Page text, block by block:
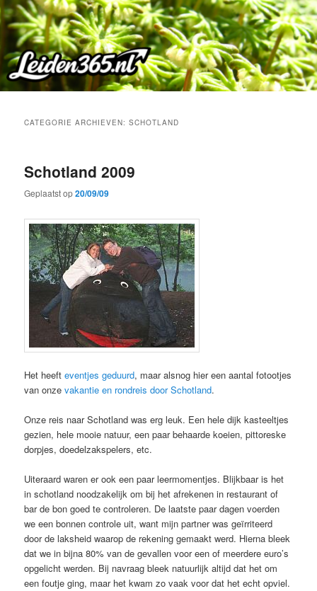
Spring
naar
primaire
inhoud
Spring
naar
secundaire
inhoud
CATEGORIE ARCHIEVEN:SCHOTLAND
Schotland 2009
Geplaatst op20/09/09
Het heefteventjes geduurd, maar alsnog hier een aantal fotootjes
van onzevakantie en rondreis door Schotland.
Onze reis naar Schotland was erg leuk. Een hele dijk kasteeltjes
gezien, hele mooie natuur, een paar behaarde koeien, pittoreske
dorpjes, doedelzakspelers, etc.
Uiteraard waren er ook een paar leermomentjes. Blijkbaar is het
in schotland noodzakelijk om bij het afrekenen in restaurant of
bar de bon goed te controleren. De laatste paar dagen voerden
we een bonnen controle uit, want mijn partner was geïrriteerd
door de laksheid waarop de rekening gemaakt werd. Hierna bleek
dat we in bijna 80% van de gevallen voor een of meerdere euro’s
opgelicht werden. Bij navraag bleek natuurlijk altijd dat het om
een foutje ging, maar het kwam zo vaak voor dat het echt opviel.